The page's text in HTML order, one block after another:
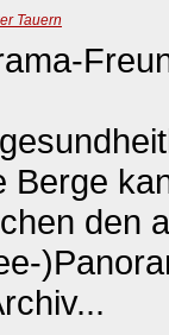
Tauern
Berge
den